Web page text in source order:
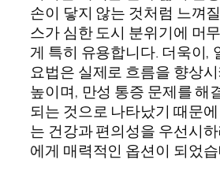
손이 닿지 않는 것처럼 느껴
스가 심한 도시 분위기에 머
게 특히 유용합니다. 더욱이,
요법은 실제로 흐름을 향상
높이며, 만성 통증 문제를 해
되는 것으로 나타났기 때문
는 건강과 편의성을 우선시
에게 매력적인 옵션이 되었